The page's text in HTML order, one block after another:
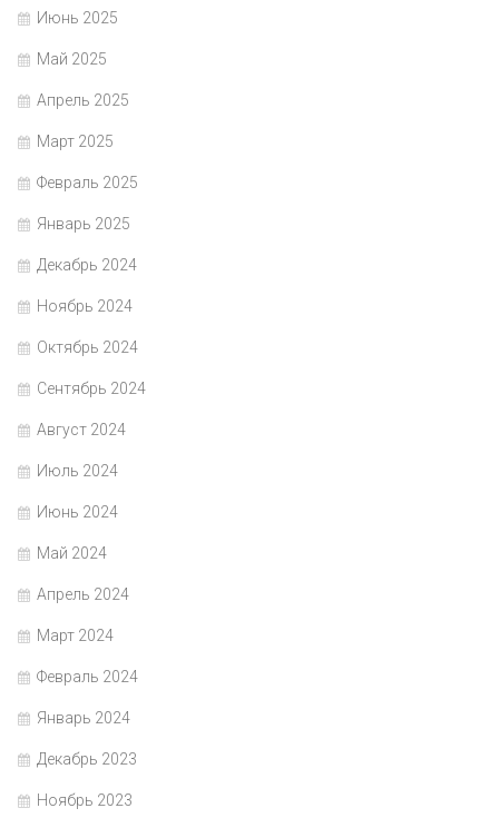
Июнь 2025
Май 2025
Апрель 2025
Март 2025
Февраль 2025
Январь 2025
Декабрь 2024
Ноябрь 2024
Октябрь 2024
Сентябрь 2024
Август 2024
Июль 2024
Июнь 2024
Май 2024
Апрель 2024
Март 2024
Февраль 2024
Январь 2024
Декабрь 2023
Ноябрь 2023